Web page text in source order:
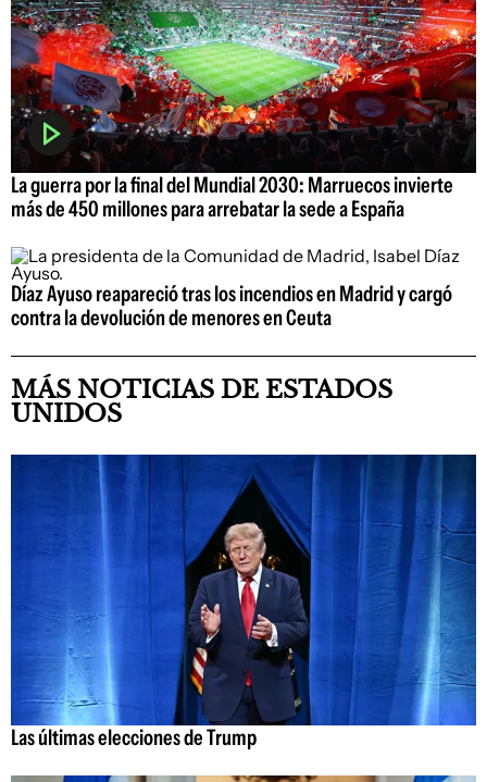
La guerra por la final del Mundial 2030: Marruecos invierte
más de 450 millones para arrebatar la sede a España
Díaz Ayuso reapareció tras los incendios en Madrid y cargó
contra la devolución de menores en Ceuta
MÁS NOTICIAS DE ESTADOS
UNIDOS
Las últimas elecciones de Trump